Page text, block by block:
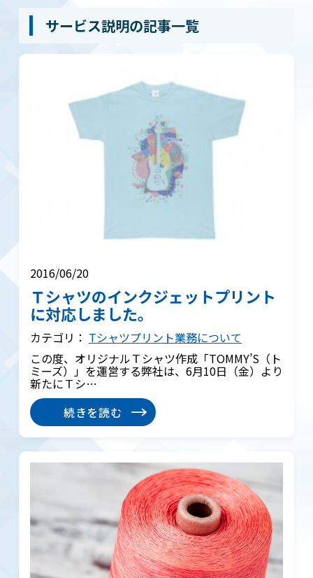
サービス説明の記事一覧
2016/06/20
Ｔシャツのインクジェットプリント
に対応しました。
カテゴリ： Tシャツプリント業務について
この度、オリジナルＴシャツ作成「TOMMY’S（ト
ミーズ）」を運営する弊社は、6月10日（金）より
新たにＴシ…
続きを読む